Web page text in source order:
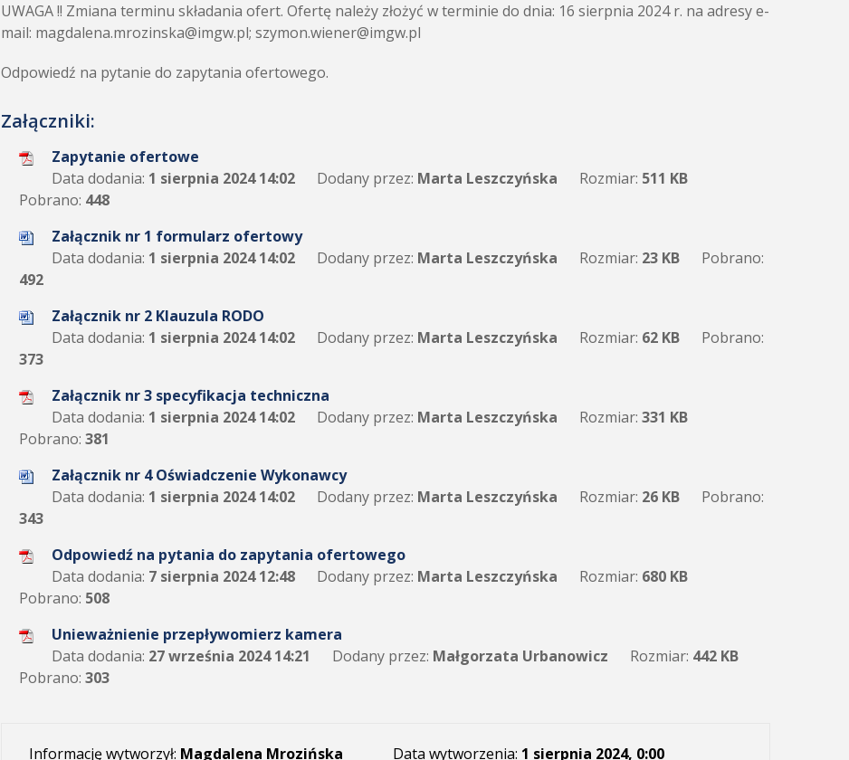
UWAGA !! Zmiana terminu składania ofert. Ofertę należy złożyć w terminie do dnia: 16 sierpnia 2024 r. na adresy e-
mail: magdalena.mrozinska@imgw.pl; szymon.wiener@imgw.pl
Odpowiedź na pytanie do zapytania ofertowego.
Załączniki:
Zapytanie ofertowe
Data dodania: 1 sierpnia 2024 14:02 Dodany przez: Marta Leszczyńska Rozmiar: 511 KB
Pobrano: 448
Załącznik nr 1 formularz ofertowy
Data dodania: 1 sierpnia 2024 14:02 Dodany przez: Marta Leszczyńska Rozmiar: 23 KB
Pobrano:
492
Załącznik nr 2 Klauzula RODO
Data dodania: 1 sierpnia 2024 14:02 Dodany przez: Marta Leszczyńska Rozmiar: 62 KB
Pobrano:
373
Załącznik nr 3 specyfikacja techniczna
Data dodania: 1 sierpnia 2024 14:02 Dodany przez: Marta Leszczyńska Rozmiar: 331 KB
Pobrano: 381
Załącznik nr 4 Oświadczenie Wykonawcy
Data dodania: 1 sierpnia 2024 14:02 Dodany przez: Marta Leszczyńska Rozmiar: 26 KB
Pobrano:
343
Odpowiedź na pytania do zapytania ofertowego
Data dodania: 7 sierpnia 2024 12:48 Dodany przez: Marta Leszczyńska Rozmiar: 680 KB
Pobrano: 508
Unieważnienie przepływomierz kamera
Data dodania: 27 września 2024 14:21 Dodany przez: Małgorzata Urbanowicz Rozmiar: 442 KB
Pobrano: 303
Informację wytworzył: Magdalena Mrozińska Data wytworzenia: 1 sierpnia 2024, 0:00